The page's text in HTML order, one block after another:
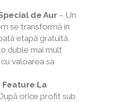
de Aur – Un
se transformă în
etapă gratuită,
duble mai mult
valoarea sa
Feature La
orice profit sub